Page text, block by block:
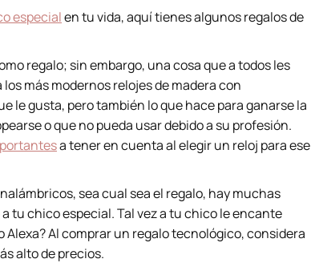
especialen tu vida, aquí tienes algunos regalos de
regalo; sin embargo, una cosa que a todos les
más modernos relojes de madera con
le gusta, pero también lo que hace para ganarse la
o que no pueda usar debido a su profesión.
a tener en cuenta al elegir un reloj para ese
sea cual sea el regalo, hay muchas
a tu chico especial. Tal vez a tu chico le encante
Alexa? Al comprar un regalo tecnológico, considera
alto de precios.